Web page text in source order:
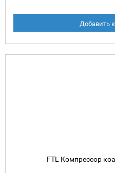
Добавить
FTL Компрессор